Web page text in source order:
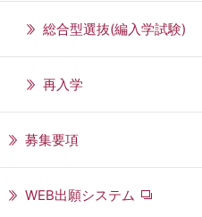
総合型選抜(編入学試験)
再入学
募集要項
WEB出願システム